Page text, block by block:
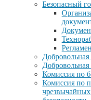
Безопасный
Комиссия по
Комиссия по